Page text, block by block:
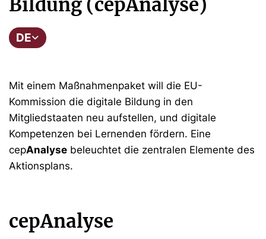
DE
Mit einem Maßnahmenpaket will die EU-
Kommission die digitale Bildung in den
Mitgliedstaaten neu aufstellen, und digitale
Kompetenzen bei Lernenden fördern. Eine
cepAnalysebeleuchtet die zentralen Elemente des
Aktionsplans.
cepAnalyse